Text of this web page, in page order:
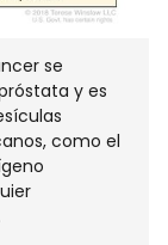
se
y es
como el